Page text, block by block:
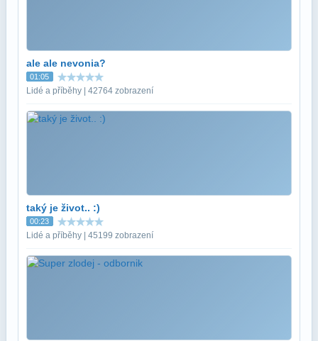
ale ale nevonia?
01:05
Lidé a příběhy | 42764 zobrazení
taký je život.. :)
00:23
Lidé a příběhy | 45199 zobrazení